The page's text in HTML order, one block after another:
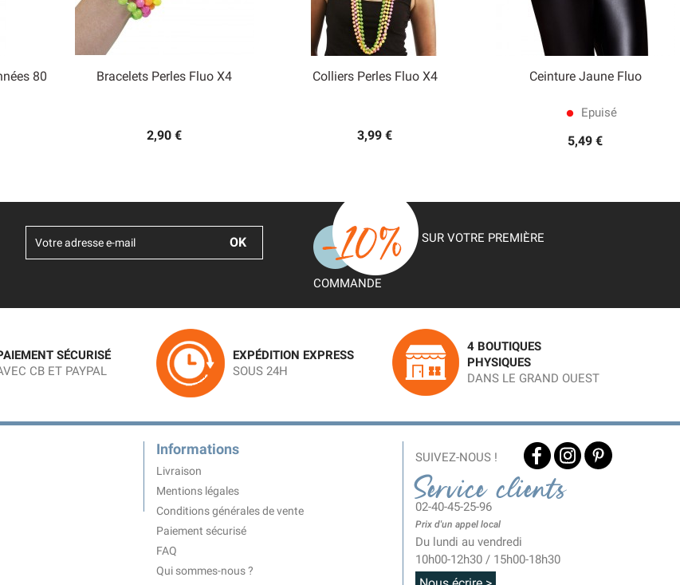
80
Bracelets Perles Fluo X4
2,90 €
Colliers Perles Fluo X4
3,99 €
Ceinture Jaune Fluo
lens Epuisé
5,49 €
SUR VOTRE PREMIÈRE
COMMANDE
SÉCURISÉ
CB ET PAYPAL
EXPÉDITION EXPRESS
SOUS 24H
4 BOUTIQUES
PHYSIQUES
DANS LE GRAND OUEST
Informations
Livraison
Mentions légales
Conditions générales de vente
Paiement sécurisé
FAQ
Qui sommes-nous ?
SUIVEZ-NOUS !
Service clients
02-40-45-25-96
Prix d'un appel local
Du lundi au vendredi
10h00-12h30 / 15h00-18h30